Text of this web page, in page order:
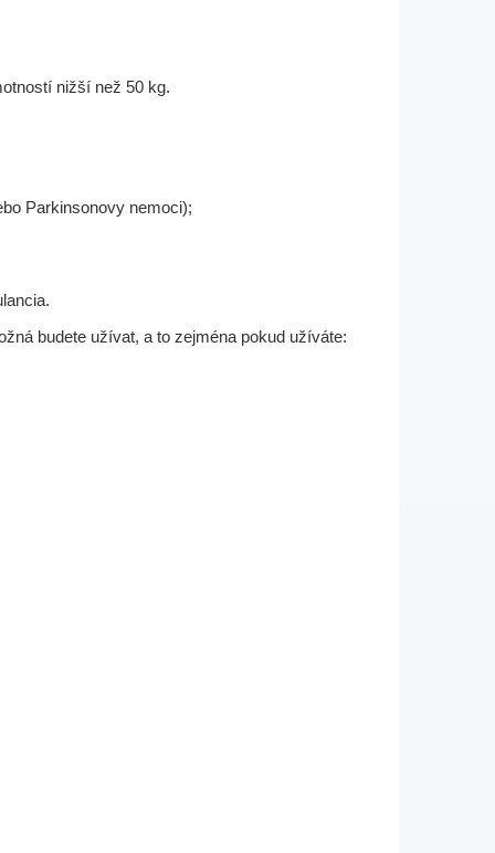
nižší než 50 kg.
Parkinsonovy nemoci);
budete užívat, a to zejména pokud užíváte: